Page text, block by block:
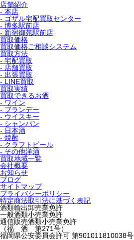
店舗紹介
- 本店
- ゴザル宅配買取センター
- 博多駅前店
- 新宿御苑駅前店
買取価格
買取価格ご相談システム
買取方法
- 宅配買取
- 店舗買取
- 出張買取
- LINE買取
買取実績
買取できるお酒
- ワイン
- ブランデー
- ウイスキー
- シャンパン
- 日本酒
- 焼酎
- クラフトビール
- その他洋酒
買取地域一覧
会社概要
お知らせ
ブログ
サイトマップ
プライバシーポリシー
特定商法取引法に基づく表記
酒類輸出卸売業免許
一般酒類小売業免許
通信販売酒類小売業免許
（福 酒 第271号）
福岡県公安委員会許可 第901011810038号